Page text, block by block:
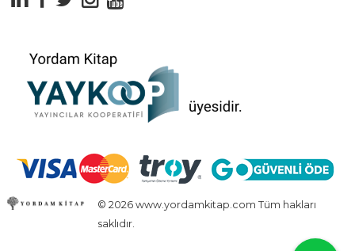
© 2026 www.yordamkitap.com Tüm hakları
saklıdır.